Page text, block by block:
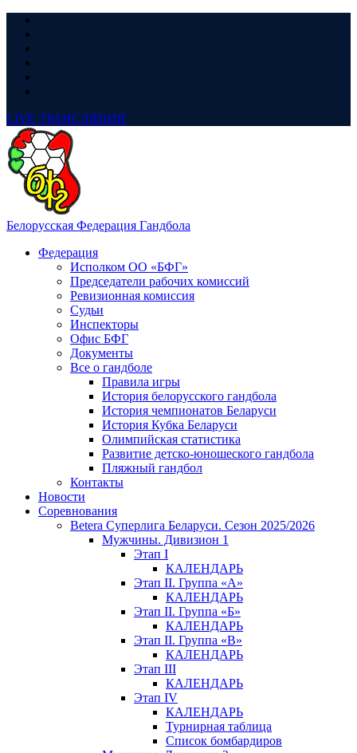
LIVE ТРАНСЛЯЦИЯ
Белорусская Федерация Гандбола
Федерация
Исполком ОО «БФГ»
Председатели рабочих комиссий
Ревизионная комиссия
Судьи
Инспекторы
Офис БФГ
Документы
Все о гандболе
Правила игры
История белорусского гандбола
История чемпионатов Беларуси
История Кубка Беларуси
Олимпийская статистика
Развитие детско-юношеского гандбола
Пляжный гандбол
Контакты
Новости
Соревнования
Betera Суперлига Беларуси. Сезон 2025/2026
Мужчины. Дивизион 1
Этап I
КАЛЕНДАРЬ
Этап II. Группа «А»
КАЛЕНДАРЬ
Этап II. Группа «Б»
КАЛЕНДАРЬ
Этап II. Группа «В»
КАЛЕНДАРЬ
Этап III
КАЛЕНДАРЬ
Этап IV
КАЛЕНДАРЬ
Турнирная таблица
Список бомбардиров